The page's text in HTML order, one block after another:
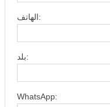
الهاتف:
بلد:
WhatsApp: